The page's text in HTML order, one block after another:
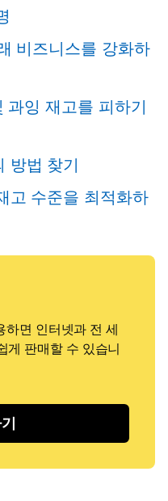
비즈니스를 강화하
과잉 재고를 피하기
방법 찾기
고 수준을 최적화하
면 인터넷과 전 세
게 판매할 수 있습니